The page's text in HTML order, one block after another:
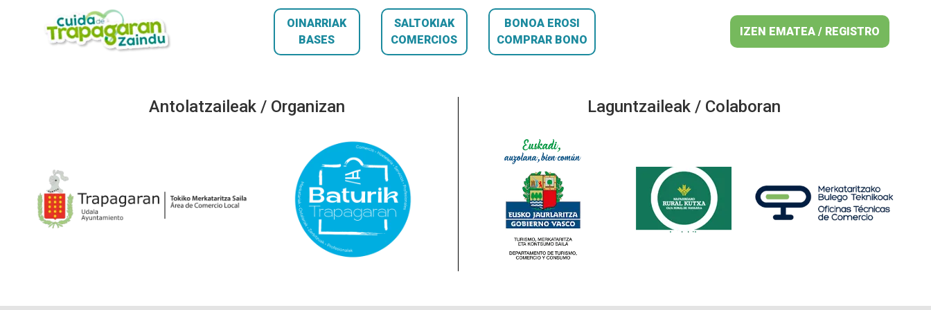
OINARRIAK
BASES
SALTOKIAK
COMERCIOS
BONOA EROSI
COMPRAR BONO
IZEN EMATEA / REGISTRO
Antolatzaileak / Organizan Laguntzaileak / Colaboran